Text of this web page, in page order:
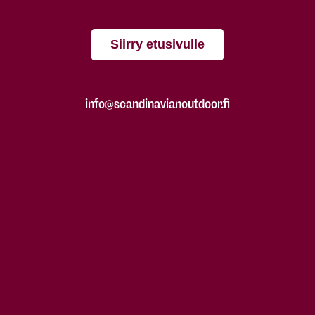
Siirry etusivulle
info@scandinavianoutdoor.fi